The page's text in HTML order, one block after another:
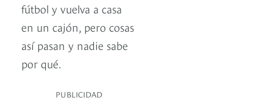
fútbol y vuelva a casa
en un cajón, pero cosas
así pasan y nadie sabe
por qué.
PUBLICIDAD